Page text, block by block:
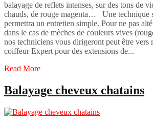
balayage de reflets intenses, sur des tons de
chauds, de rouge magenta… Une technique
permettra un entretien simple. Pour ne pas
dans le cas de mèches de couleurs vives
nos techniciens vous dirigeront peut être vers
coiffeur Expert pour des extensions de...
Read More
Balayage cheveux chatains